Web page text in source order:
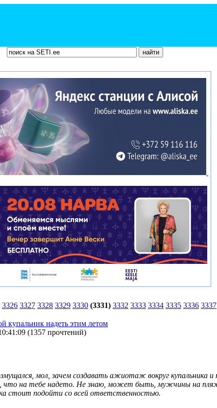
3326 3327 3328 3329 3330 (3331) 3332 3333 3334 3335 3336 3337
купальник надеть этим летом
(1357 прочтений)
мол, зачем создавать ажиотаж вокруг купальника
что на тебе надето. Не знаю, может быть, мужчины на
стоит подойти со всей ответственностью.